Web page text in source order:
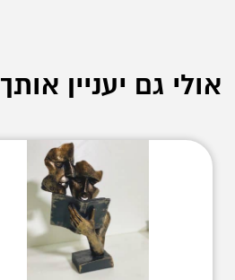
אולי גם יעניין אותך